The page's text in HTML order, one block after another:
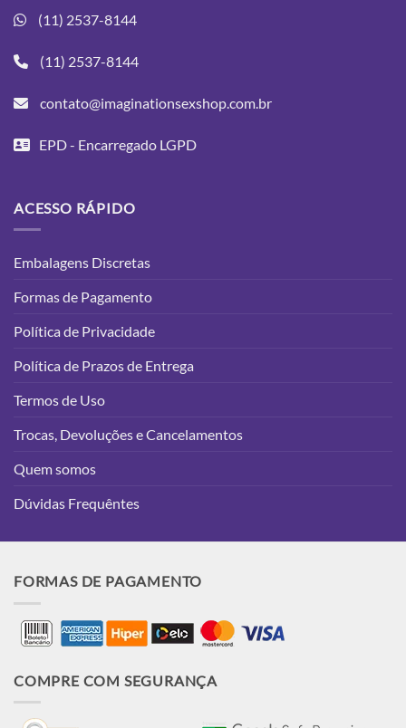
(11) 2537-8144
(11) 2537-8144
contato@imaginationsexshop.com.br
EPD - Encarregado LGPD
ACESSO RÁPIDO
Embalagens Discretas
Formas de Pagamento
Política de Privacidade
Política de Prazos de Entrega
Termos de Uso
Trocas, Devoluções e Cancelamentos
Quem somos
Dúvidas Frequêntes
FORMAS DE PAGAMENTO
COMPRE COM SEGURANÇA